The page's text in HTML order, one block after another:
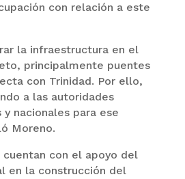
con relación a este
la infraestructura en el
principalmente puentes
con Trinidad. Por ello,
a las autoridades
nacionales para ese
Moreno.
cuentan con el apoyo del
en la construcción del